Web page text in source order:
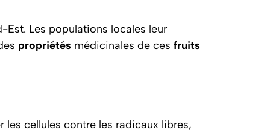
Les populations locales leur
propriétés médicinales de ces fruits
les cellules contre les radicaux libres,